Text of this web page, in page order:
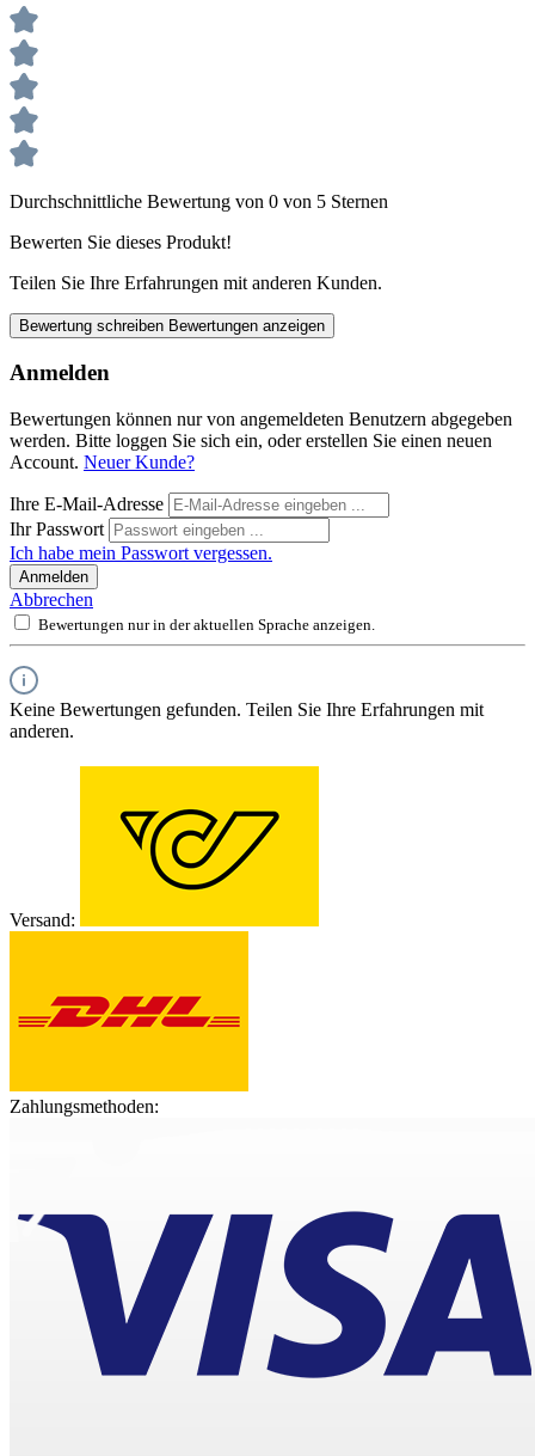
Durchschnittliche Bewertung von 0 von 5 Sternen
Bewerten Sie dieses Produkt!
Teilen Sie Ihre Erfahrungen mit anderen Kunden.
Bewertung schreiben Bewertungen anzeigen
Anmelden
Bewertungen können nur von angemeldeten Benutzern abgegeben
werden. Bitte loggen Sie sich ein, oder erstellen Sie einen neuen
Account. Neuer Kunde?
Ihre E-Mail-Adresse
Ihr Passwort
Ich habe mein Passwort vergessen.
Anmelden
Abbrechen
Bewertungen nur in der aktuellen Sprache anzeigen.
Keine Bewertungen gefunden. Teilen Sie Ihre Erfahrungen mit
anderen.
Versand:
Zahlungsmethoden: